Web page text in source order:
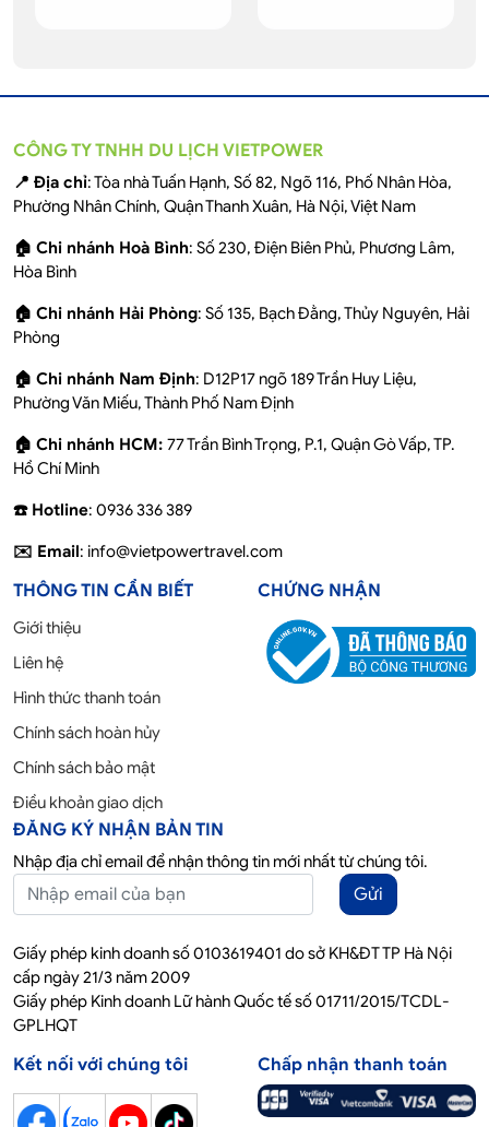
CÔNG TY TNHH DU LỊCH VIETPOWER
📍 Địa chỉ: Tòa nhà Tuấn Hạnh, Số 82, Ngõ 116, Phố Nhân Hòa,
Phường Nhân Chính, Quận Thanh Xuân, Hà Nội, Việt Nam
🏠 Chi nhánh Hoà Bình: Số 230, Điện Biên Phủ, Phương Lâm,
Hòa Bình
🏠 Chi nhánh Hải Phòng: Số 135, Bạch Đằng, Thủy Nguyên, Hải
Phòng
🏠 Chi nhánh Nam Định: D12P17 ngõ 189 Trần Huy Liệu,
Phường Văn Miếu, Thành Phố Nam Định
🏠 Chi nhánh HCM: 77 Trần Bình Trọng, P.1, Quận Gò Vấp, TP.
Hồ Chí Minh
☎️ Hotline: 0936 336 389
✉️ Email: info@vietpowertravel.com
THÔNG TIN CẦN BIẾT
Giới thiệu
Liên hệ
Hình thức thanh toán
Chính sách hoàn hủy
Chính sách bảo mật
Điều khoản giao dịch
CHỨNG NHẬN
ĐĂNG KÝ NHẬN BẢN TIN
Nhập địa chỉ email để nhận thông tin mới nhất từ chúng tôi.
Gửi
Giấy phép kinh doanh số 0103619401 do sở KH&ĐT TP Hà Nội
cấp ngày 21/3 năm 2009
Giấy phép Kinh doanh Lữ hành Quốc tế số 01711/2015/TCDL-
GPLHQT
Kết nối với chúng tôi Chấp nhận thanh toán